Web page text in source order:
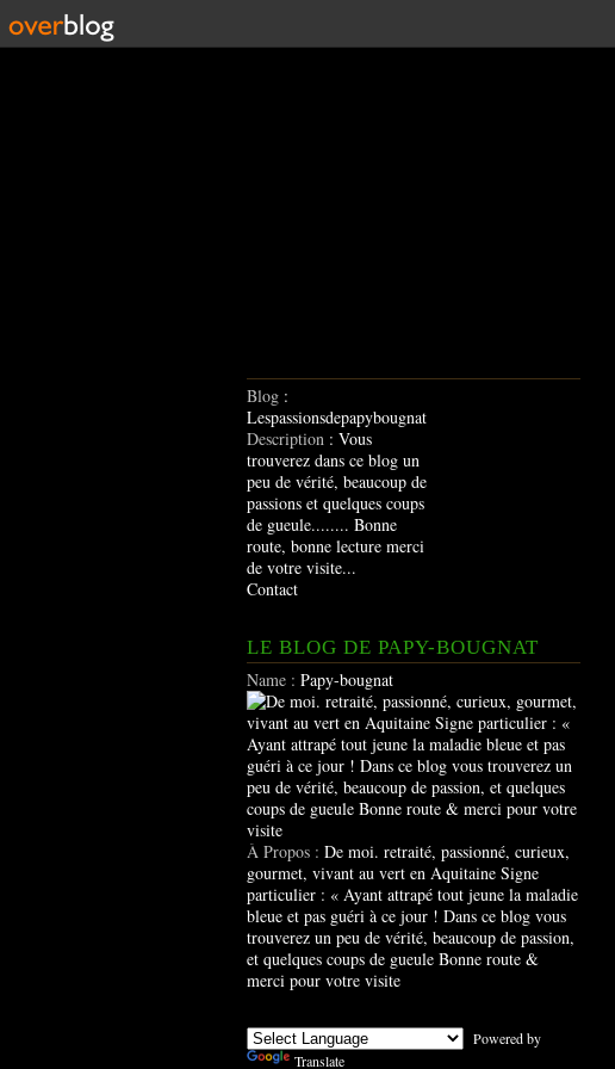
Blog :
Lespassionsdepapybougnat
Description : Vous
trouverez dans ce blog un
peu de vérité, beaucoup de
passions et quelques coups
de gueule........ Bonne
route, bonne lecture merci
de votre visite...
Contact
LE BLOG DE PAPY-BOUGNAT
Name : Papy-bougnat
À Propos : De moi. retraité, passionné, curieux,
gourmet, vivant au vert en Aquitaine Signe
particulier : « Ayant attrapé tout jeune la maladie
bleue et pas guéri à ce jour ! Dans ce blog vous
trouverez un peu de vérité, beaucoup de passion,
et quelques coups de gueule Bonne route &
merci pour votre visite
Powered by
Translate